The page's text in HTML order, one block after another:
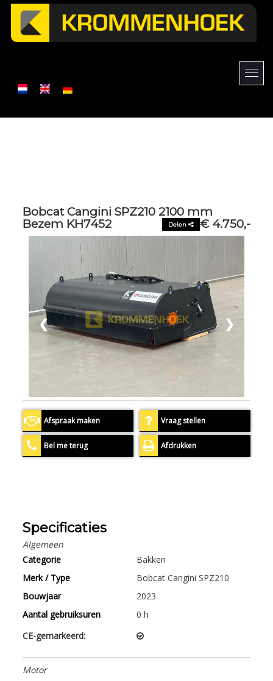
Bobcat Cangini SPZ210 2100 mm
Bezem KH7452
€ 4.750,-
Delen
❮ ❯
Afspraak maken Vraag stellen
Bel me terug Afdrukken
Specificaties
Algemeen
Categorie
Bakken
Merk / Type
Bobcat Cangini SPZ210
Bouwjaar
2023
Aantal gebruiksuren
0 h
CE-gemarkeerd:
Motor